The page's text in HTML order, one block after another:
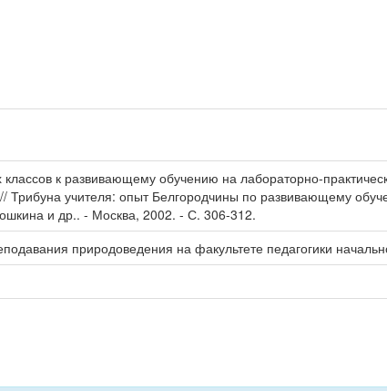
к развивающему обучению на лабораторно-
учителя: опыт Белгородчины по развивающему
и др.. - Москва, 2002. - С. 306-312.
природоведения на факультете педагогики